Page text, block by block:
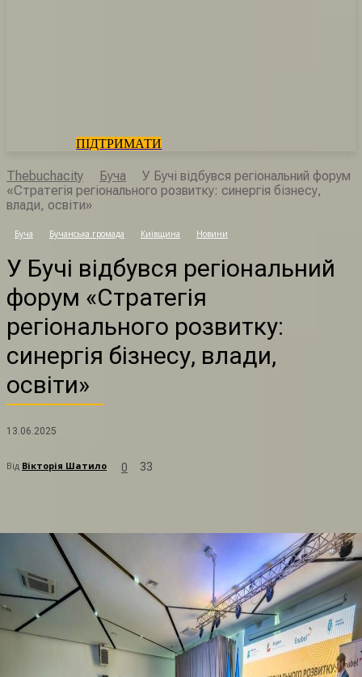
ПІДТРИМАТИ
Thebuchacity Буча
У Бучі відбувся регіональний форум
«Стратегія регіонального розвитку: синергія бізнесу,
влади, освіти»
Буча Бучанська громада Київщина Новини
У Бучі відбувся регіональний
форум «Стратегія
регіонального розвитку:
синергія бізнесу, влади,
освіти»
13.06.2025
Від Вікторія Шатило 0 33